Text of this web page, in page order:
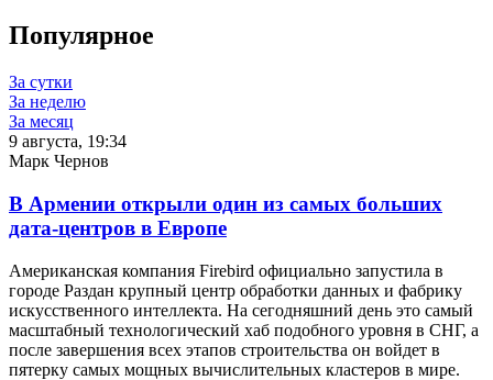
Популярное
За сутки
За неделю
За месяц
9 августа, 19:34
Марк Чернов
В Армении открыли один из самых больших
дата-центров в Европе
Американская компания Firebird официально запустила в
городе Раздан крупный центр обработки данных и фабрику
искусственного интеллекта. На сегодняшний день это самый
масштабный технологический хаб подобного уровня в СНГ, а
после завершения всех этапов строительства он войдет в
пятерку самых мощных вычислительных кластеров в мире.